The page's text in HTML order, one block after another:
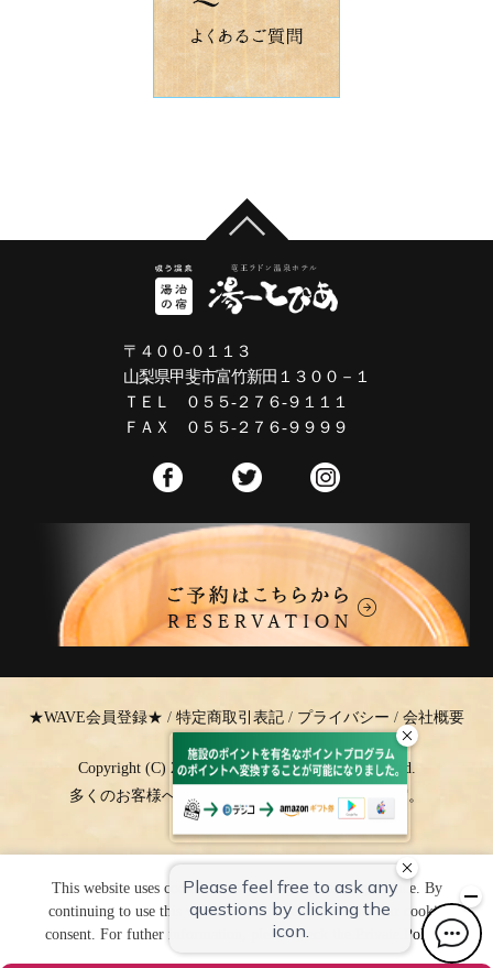
〒４００-０１１３
山梨県甲斐市富竹新田１３００－１
ＴＥＬ ０５５-２７６-９１１１
ＦＡＸ ０５５-２７６-９９９９
★WAVE会員登録★ / 特定商取引表記 / プライバシー / 会社概要
Copyright (C) 2017.湯～とぴあ. All rights Reserved.
多くのお客様へ健康の喜びをお届けする湯治の宿。
This website uses cookies to improve your user experience. By
continuing to use this website, you have agreed with our cookie
consent. For futher information, please check the
Private Policy .